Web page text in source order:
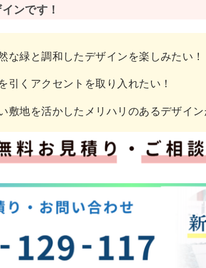
ンです！
な緑と調和したデザインを楽しみたい！
引くアクセントを取り入れたい！
敷地を活かしたメリハリのあるデザイン